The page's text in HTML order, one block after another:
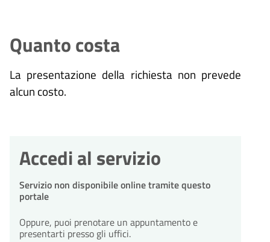
Quanto costa
La presentazione della richiesta non prevede
alcun costo.
Accedi al servizio
Servizio non disponibile online tramite questo
portale
Oppure, puoi prenotare un appuntamento e
presentarti presso gli uffici.